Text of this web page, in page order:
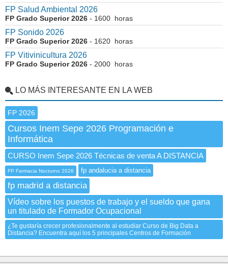
FP Salud Ambiental 2026
FP Grado Superior 2026 - 1600 horas
FP Sonido 2026
FP Grado Superior 2026 - 1620 horas
FP Vitivinicultura 2026
FP Grado Superior 2026 - 2000 horas
LO MÁS INTERESANTE EN LA WEB
FP 2026
Cursos Inem Sepe 2026 Programación e
Informática
CURSO Inem Sepe 2026 Técnicas de venta A DISTANCIA
FP Farmacia Nocturno 2026 fp andalucia a distancia
fp madrid a distancia
Vídeo sobre los puestos de trabajo y el sueldo que gana
un titulado de Formador Ocupacional
¿Te gustaría crecer profesionalmente al estudiar Curso de Big Data a
Distancia? Encuentra aquí los 5 principales Centros de Formación